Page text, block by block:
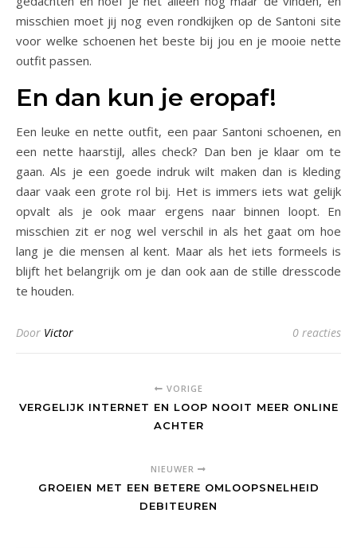
misschien moet jij nog even rondkijken op de Santoni site
voor welke schoenen het beste bij jou en je mooie nette
outfit passen.
En dan kun je eropaf!
Een leuke en nette outfit, een paar Santoni schoenen, en
een nette haarstijl, alles check? Dan ben je klaar om te
gaan. Als je een goede indruk wilt maken dan is kleding
daar vaak een grote rol bij. Het is immers iets wat gelijk
opvalt als je ook maar ergens naar binnen loopt. En
misschien zit er nog wel verschil in als het gaat om hoe
lang je die mensen al kent. Maar als het iets formeels is
blijft het belangrijk om je dan ook aan de stille dresscode
te houden.
Door Victor 0 reacties
VORIGE
VERGELIJK INTERNET EN LOOP NOOIT MEER ONLINE
ACHTER
NIEUWER
GROEIEN MET EEN BETERE OMLOOPSNELHEID
DEBITEUREN